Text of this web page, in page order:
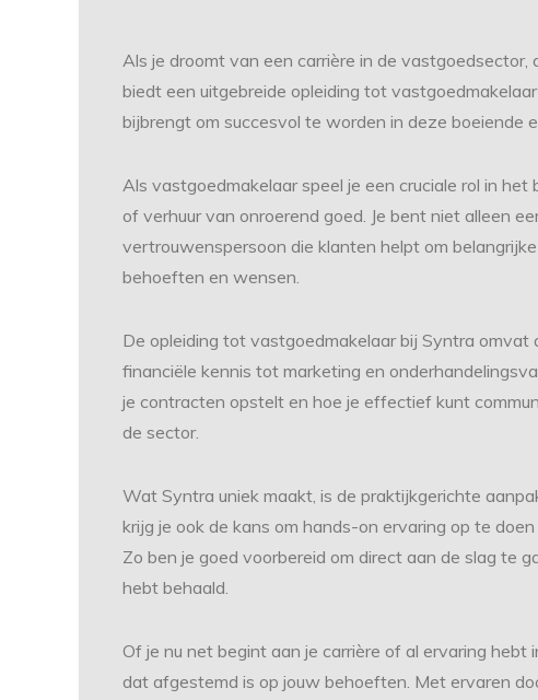
Als je droomt van een carrière in de
biedt een uitgebreide opleiding tot
bijbrengt om succesvol te worden in deze boeiende
Als vastgoedmakelaar speel je een cruciale rol in
of verhuur van onroerend goed. Je bent niet alleen
vertrouwenspersoon die klanten helpt om
behoeften en wensen.
De opleiding tot vastgoedmakelaar bij Syntra omvat
financiële kennis tot marketing en
je contracten opstelt en hoe je effectief kunt
de sector.
Wat Syntra uniek maakt, is de praktijkgerichte
krijg je ook de kans om hands-on ervaring op te
Zo ben je goed voorbereid om direct aan de slag te
hebt behaald.
Of je nu net begint aan je carrière of al ervaring
dat afgestemd is op jouw behoeften. Met ervaren